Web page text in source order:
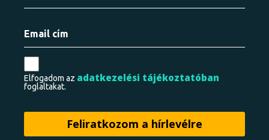
Elfogadom az adatkezelési tájékoztatóban
foglaltakat.